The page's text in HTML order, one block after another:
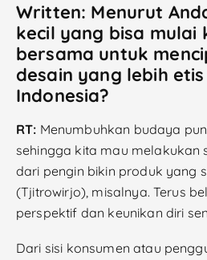
Written: Menurut
kecil yang bisa mulai
bersama untuk
desain yang lebih
Indonesia?
RT: Menumbuhkan budaya
sehingga kita mau melakukan
dari pengin bikin produk yang
(Tjitrowirjo), misalnya. Terus
perspektif dan keunikan diri
Dari sisi konsumen atau